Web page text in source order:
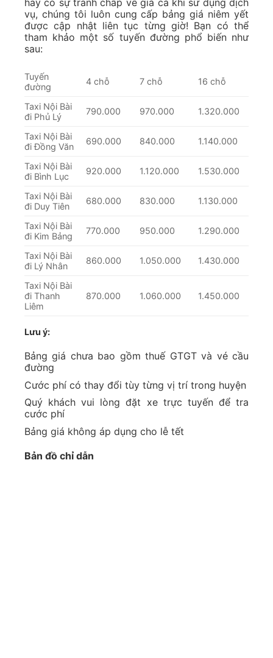
vụ, chúng tôi luôn cung cấp bảng giá niêm yết
được cập nhật liên tục từng giờ! Bạn có thể
tham khảo một số tuyến đường phổ biến như
sau:
Tuyến
đường
4 chỗ 7 chỗ 16 chỗ
Taxi Nội Bài
đi Phủ Lý
790.000 970.000 1.320.000
Taxi Nội Bài
đi Đồng Văn
690.000 840.000 1.140.000
Taxi Nội Bài
đi Bình Lục
920.000 1.120.000 1.530.000
Taxi Nội Bài
đi Duy Tiên
680.000 830.000 1.130.000
Taxi Nội Bài
đi Kim Bảng
770.000 950.000 1.290.000
Taxi Nội Bài
đi Lý Nhân
860.000 1.050.000 1.430.000
Taxi Nội Bài
đi Thanh
Liêm
870.000 1.060.000 1.450.000
Lưu ý:
Bảng giá chưa bao gồm thuế GTGT và vé cầu
đường
Cước phí có thay đổi tùy từng vị trí trong huyện
Quý khách vui lòng đặt xe trực tuyến để tra
cước phí
Bảng giá không áp dụng cho lễ tết
Bản đồ chỉ dẫn